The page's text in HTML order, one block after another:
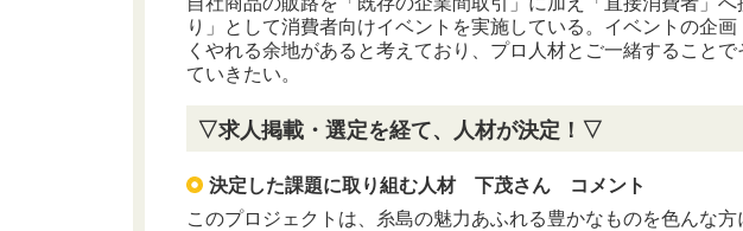
り」として消費者向けイベントを実施している。イベントの企
くやれる余地があると考えており、プロ人材とご一緒すること
ていきたい。
▽求人掲載・選定を経て、人材が決定！▽
決定した課題に取り組む人材 下茂さん コメント
このプロジェクトは、糸島の魅力あふれる豊かなものを色んな